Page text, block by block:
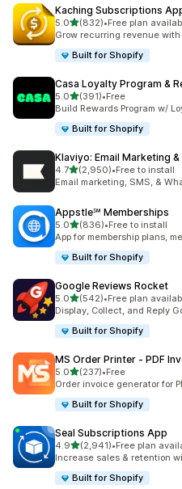
Kaching Subscriptions
5.05つ星中
(832)
合計レビュー数：832件
•Free plan
Grow recurring revenue
Built for Shopify
Casa Loyalty Program &
5.05つ星中
(391)
合計レビュー数：391件
•Free
Build Rewards Program w/
Built for Shopify
Klaviyo: Email Marketing &
4.75つ星中
(2,950)
合計レビュー数：2950件
•Free to install
Email marketing, SMS, &
Appstle℠ Memberships
5.05つ星中
(836)
合計レビュー数：836件
•Free to install
App for membership plans,
Built for Shopify
Google Reviews Rocket
5.05つ星中
(542)
合計レビュー数：542件
•Free plan
Display, Collect, and Reply
Built for Shopify
MS Order Printer ‑ PDF
5.05つ星中
(237)
合計レビュー数：237件
•Free
Order invoice generator for
Built for Shopify
Seal Subscriptions App
4.95つ星中
(2,941)
合計レビュー数：2941件
•Free plan
Increase sales & retention
Built for Shopify